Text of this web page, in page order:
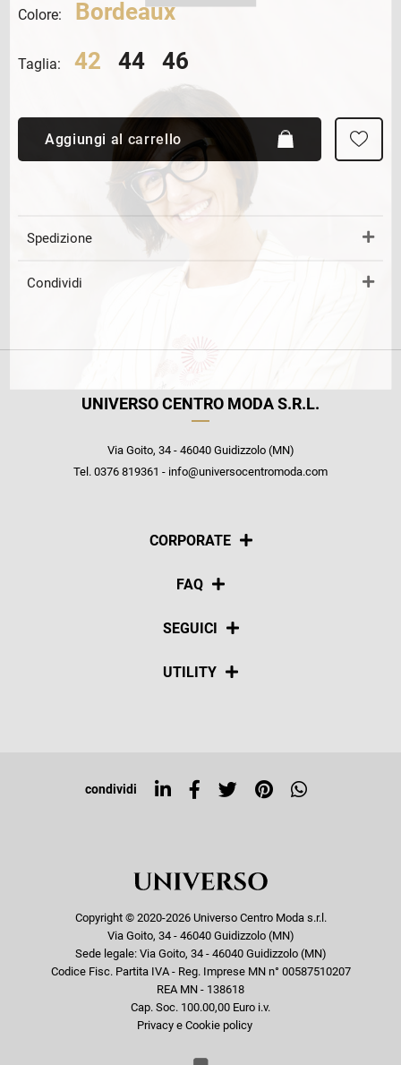
Colore: Bordeaux
Taglia: 42 44 46
Aggiungi al carrello
Spedizione
Condividi
UNIVERSO CENTRO MODA S.R.L.
Via Goito, 34 - 46040 Guidizzolo (MN)
Tel. 0376 819361 - info@universocentromoda.com
CORPORATE
Chi siamo
FAQ
Pagamenti
SEGUICI
Social
UTILITY
Top ricerche
condividi
Copyright © 2020-2026 Universo Centro Moda s.r.l.
Via Goito, 34 - 46040 Guidizzolo (MN)
Sede legale: Via Goito, 34 - 46040 Guidizzolo (MN)
Codice Fisc. Partita IVA - Reg. Imprese MN n° 00587510207
REA MN - 138618
Cap. Soc. 100.00,00 Euro i.v.
Privacy e Cookie policy